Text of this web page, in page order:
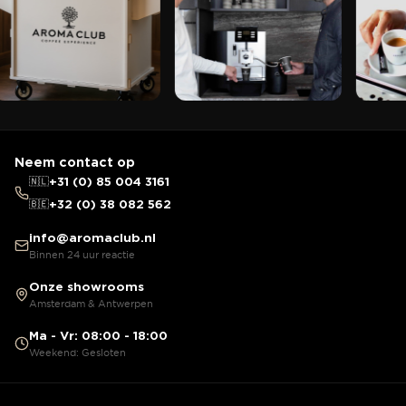
Neem contact op
🇳🇱+31 (0) 85 004 3161
🇧🇪+32 (0) 38 082 562
info@aromaclub.nl
Binnen 24 uur reactie
Onze showrooms
Amsterdam & Antwerpen
Ma - Vr: 08:00 - 18:00
Weekend: Gesloten